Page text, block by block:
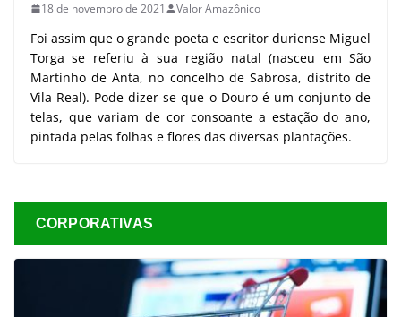
18 de novembro de 2021 Valor Amazônico
Foi assim que o grande poeta e escritor duriense Miguel
Torga se referiu à sua região natal (nasceu em São
Martinho de Anta, no concelho de Sabrosa, distrito de
Vila Real). Pode dizer-se que o Douro é um conjunto de
telas, que variam de cor consoante a estação do ano,
pintada pelas folhas e flores das diversas plantações.
CORPORATIVAS